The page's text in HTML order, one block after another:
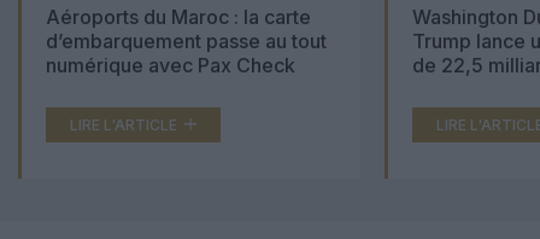
Aéroports du Maroc : la carte
d’embarquement passe au tout
numérique avec Pax Check
LIRE L'ARTICLE
Washington
Trump lance
de 22,5
LIRE